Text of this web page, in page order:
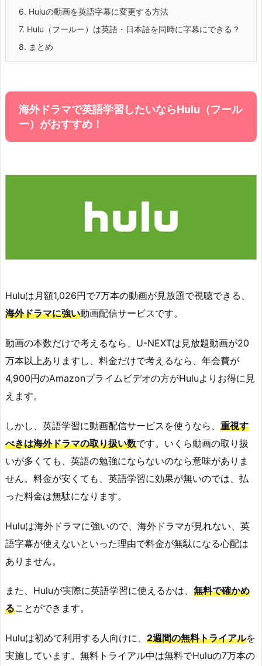
6. Huluの動画を英語字幕に変更する方法
7. Hulu（フールー）は英語・日本語を同時に字幕にできる？
8. まとめ
海外ドラマで英語学習したいならHulu（フール
ー）がおすすめ！
Huluは月額1,026円で7万本の動画が見放題で視聴できる、
海外ドラマに強い動画配信サービスです。
動画の本数だけで考えるなら、U-NEXTは見放題動画が20
万本以上ありますし、料金だけで考えるなら、年会費が
4,900円のAmazonプライムビデオの方がHuluよりお得に見
えます。
しかし、英語学習に動画配信サービスを使うなら、 重視す
べきは海外ドラマの取り扱い数です。いくら動画の取り扱
いが多くても、英語の勉強にならないのなら意味がありま
せん。料金が安くても、英語学習に効果が無いのでは、払
った料金は無駄になります。
Huluは海外ドラマに強いので、海外ドラマが見れない、英
語字幕が使えないといった理由で料金が無駄になる心配は
ありません。
また、Huluが実際に英語学習に使えるかは、 無料で確かめ
ることができます。
Huluは初めて利用する人向けに、 2週間の無料トライアルを
実施しています。無料トライアル中は無料でHuluの7万本の